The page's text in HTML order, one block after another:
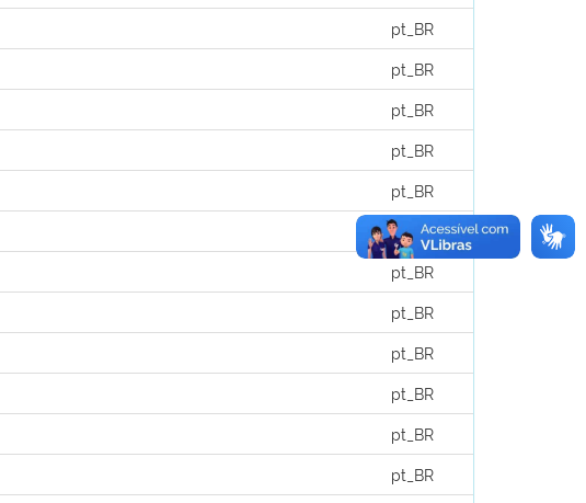
pt_BR
pt_BR
pt_BR
pt_BR
pt_BR
pt_BR
pt_BR
pt_BR
pt_BR
pt_BR
pt_BR
pt_BR